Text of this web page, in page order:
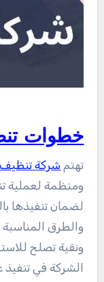
خطوات
تهتم شركة تنظيف
ومنظمة لعملية
لضمان تنفيذها
والطرق
ونقية تصلح
الشركة في تنفيذ